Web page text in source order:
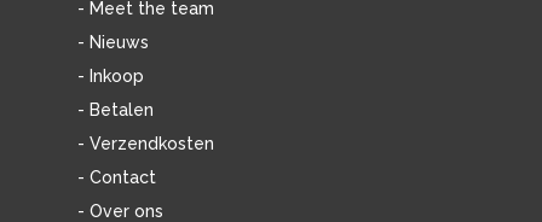
- Meet the team
- Nieuws
- Inkoop
- Betalen
- Verzendkosten
- Contact
- Over ons